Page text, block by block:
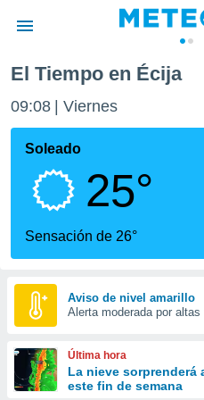
de
por
que se
calidad.
a este
las
y
forma
digital
basada
El Tiempo en Écija
09:08 Viernes
Soleado
25°
Sensación de 26°
Aviso de nivel amarillo
Alerta moderada por
Última hora
La nieve sorprenderá
este fin de semana